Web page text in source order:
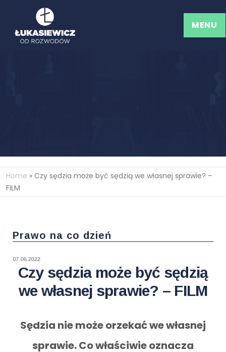
MENU
Home » Czy sędzia może być sędzią we własnej sprawie? –
FILM
Prawo na co dzień
07.06.2022
Czy sędzia może być sędzią
we własnej sprawie? – FILM
Sędzia nie może orzekać we własnej
sprawie. Co właściwie oznacza